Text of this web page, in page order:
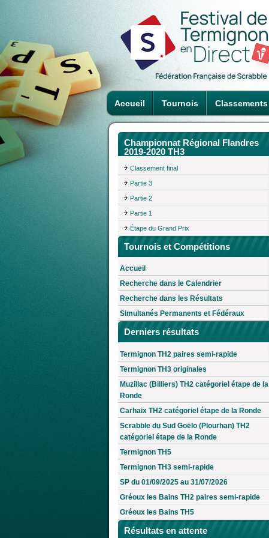
Accueil Tournois Classements
Championnat Régional Flandres
2019-2020 TH3
Classement final
Partie 3
Partie 2
Partie 1
Étape du Grand Prix
Tournois et Compétitions
Accueil
Recherche dans le Calendrier
Recherche dans les Résultats
Simultanés Permanents et Fédéraux
Derniers résultats
Termignon TH2 paires semi-rapide
Termignon TH3 originales
Muzillac (Billiers) TH2 catégoriel étape de la
Ronde
Carhaix TH2 catégoriel étape de la Ronde
Scrabble du Sud Goëlo (Plourhan) TH2
catégoriel étape de la Ronde
Termignon TH5
Termignon TH3 semi-rapide
SP du 01/09/2025 au 31/07/2026
Gréoux les Bains TH2 paires semi-rapide
Gréoux les Bains TH5
Résultats en attente